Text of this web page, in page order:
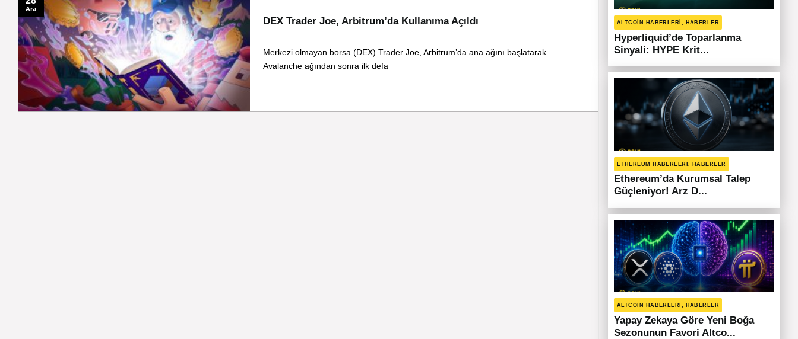
DEX Trader Joe, Arbitrum’da Kullanıma Açıldı
Merkezi olmayan borsa (DEX) Trader Joe, Arbitrum’da ana ağını başlatarak
Avalanche ağından sonra ilk defa
Ara
ALTCOIN HABERLERI, HABERLER
Hyperliquid’de Toparlanma
Sinyali: HYPE Krit...
ETHEREUM HABERLERI, HABERLER
Ethereum’da Kurumsal Talep
Güçleniyor! Arz D...
ALTCOIN HABERLERI, HABERLER
Yapay Zekaya Göre Yeni Boğa
Sezonunun Favori Altco...